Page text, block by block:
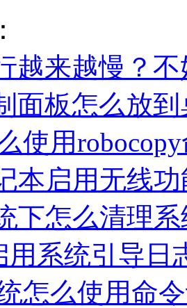
越来越慢？
面板怎么放
使用
本启用无线
下怎么清理
用系统引导日
怎么使用命